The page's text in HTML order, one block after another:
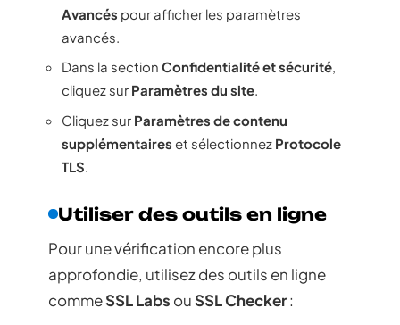
Avancés pour afficher les paramètres
avancés.
Dans la section Confidentialité et sécurité,
cliquez sur Paramètres du site.
Cliquez sur Paramètres de contenu
supplémentaires et sélectionnez Protocole
TLS
Utiliser des outils en ligne
Pour une vérification encore plus
approfondie, utilisez des outils en ligne
commeSSL Labs ou SSL Checker: